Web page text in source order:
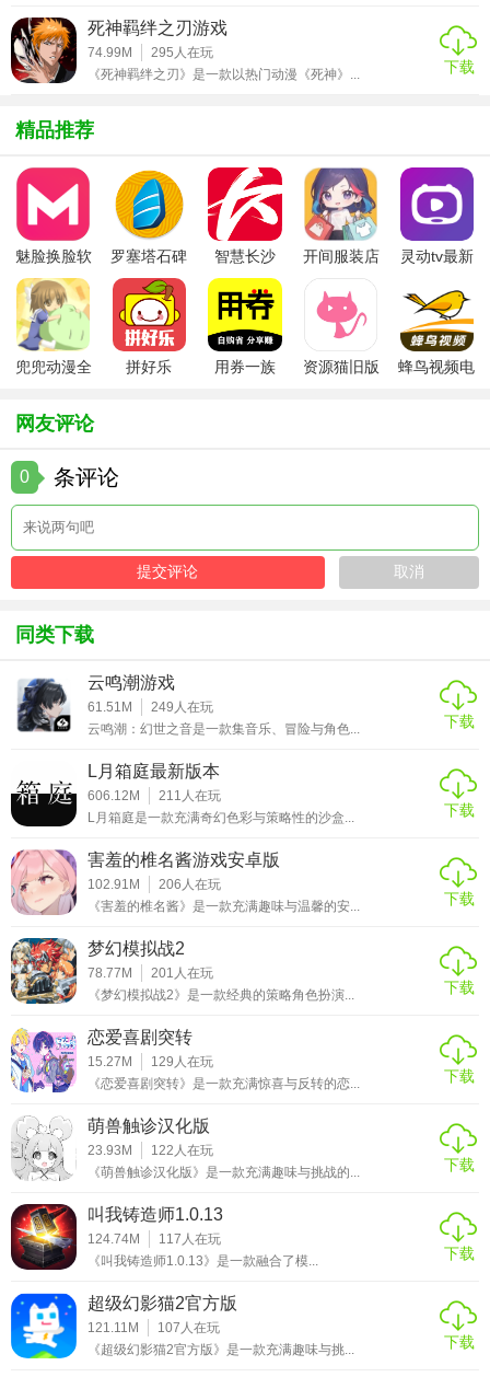
家可自由探索，发现隐藏任务、秘宝和挑战。探索过程中可
能触发随机事件，如遭遇江湖豪侠切磋或卷入门派纷争。
3. 比武论剑与竞技：游戏设有比武论剑系统，玩家可与其他
和多人组队，考验玩家武功搭配和操作技巧。
4. 生活技能与养成：除战斗外，玩家可培养种植、采药、挖
矿等生活技能，制作装备和药品。生活技能等级提升需消耗
资源，但可提供额外收益，如高级材料或特殊道具。
武林侠影手机版攻略
1. 开局策略与资源分配：新手期建议优先完成主线任务获取
招募令，抽取强力侠客（如千面公子、白凌雪）。资源集中
方面，初期可购买山海关地图的80级绿色武器过渡，后期通
2. 属性加点与武学搭配：输出型角色（如剑法、棍法）侧重
秘籍，轻功技能适合所有输出型角色提升机动性。
选择收益最高的地图（如后期古墓）刷取经验、材料和秘
籍。挂机时需合理设置技能顺序，优先使用范围伤害技能清
理怪物，搭配回血或增益技能提升生存能力。
《武林侠影》凭借其精美的画面、丰富的剧情和多样化的玩
法，赢得了众多武侠爱好者的喜爱。游戏世界广阔且真实，
玩家可自由探索江湖，体验恩怨情仇。门派系统和武功搭配
自由度高，满足不同玩家的战斗风格需求。生活技能和挂机
玩法降低了肝度，适合休闲玩家。然而，游戏后期任务和战
总体而言，这是一款值得一试的武侠手游，尤其适合喜欢单
机RPG和自由探索的玩家。
死神羁绊之刃游戏
74.99M 295 人在玩
《死神羁绊之刃》是一款以热门动漫《死神》...
下载
精品推荐
魅脸换脸软
件
罗塞塔石碑
安卓版
智慧长沙
app
开间服装店
灵动tv最新
兜兜动漫全
拼好乐 用券一族 资源猫旧版
蜂鸟视频电
网友评论
0 条评论
同类下载
云鸣潮游戏
61.51M 249 人在玩
云鸣潮：幻世之音是一款集音乐、冒险与角色...
下载
L月箱庭最新版本
606.12M 211 人在玩
L月箱庭是一款充满奇幻色彩与策略性的沙盒...
下载
害羞的椎名酱游戏安卓版
102.91M 206 人在玩
《害羞的椎名酱》是一款充满趣味与温馨的安...
下载
梦幻模拟战2
78.77M 201 人在玩
《梦幻模拟战2》是一款经典的策略角色扮演...
下载
恋爱喜剧突转
15.27M 129 人在玩
《恋爱喜剧突转》是一款充满惊喜与反转的恋...
下载
萌兽触诊汉化版
23.93M 122 人在玩
《萌兽触诊汉化版》是一款充满趣味与挑战的...
下载
叫我铸造师1.0.13
124.74M 117 人在玩
《叫我铸造师1.0.13》是一款融合了模...
下载
超级幻影猫2官方版
121.11M 107 人在玩
《超级幻影猫2官方版》是一款充满趣味与挑...
下载